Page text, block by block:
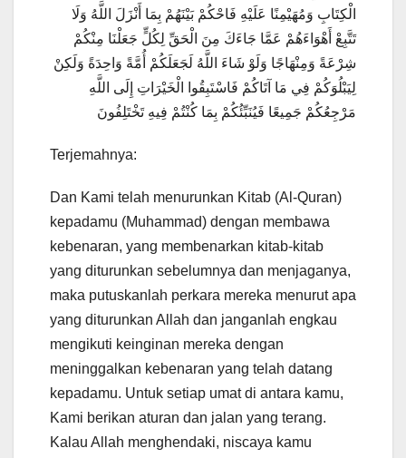
الْكِتَابِ وَمُهَيْمِنًا عَلَيْهِ فَاحْكُمْ بَيْنَهُمْ بِمَا أَنْزَلَ اللَّهُ وَلَا
تَتَّبِعْ أَهْوَاءَهُمْ عَمَّا جَاءَكَ مِنَ الْحَقِّ لِكُلٍّ جَعَلْنَا مِنْكُمْ
شِرْعَةً وَمِنْهَاجًا وَلَوْ شَاءَ اللَّهُ لَجَعَلَكُمْ أُمَّةً وَاحِدَةً وَلَكِنْ
لِيَبْلُوَكُمْ فِي مَا آتَاكُمْ فَاسْتَبِقُوا الْخَيْرَاتِ إِلَى اللَّهِ
مَرْجِعُكُمْ جَمِيعًا فَيُنَبِّئُكُمْ بِمَا كُنْتُمْ فِيهِ تَخْتَلِفُونَ
Terjemahnya:
Dan Kami telah menurunkan Kitab (Al-Quran)
kepadamu (Muhammad) dengan membawa
kebenaran, yang membenarkan kitab-kitab
yang diturunkan sebelumnya dan menjaganya,
maka putuskanlah perkara mereka menurut apa
yang diturunkan Allah dan janganlah engkau
mengikuti keinginan mereka dengan
meninggalkan kebenaran yang telah datang
kepadamu. Untuk setiap umat di antara kamu,
Kami berikan aturan dan jalan yang terang.
Kalau Allah menghendaki, niscaya kamu